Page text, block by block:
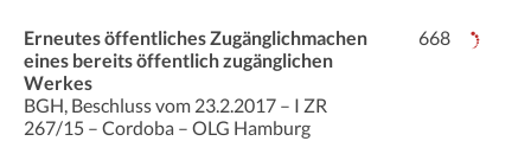
Erneutes öffentliches Zugänglichmachen
eines bereits öffentlich zugänglichen
Werkes
BGH, Beschluss vom 23.2.2017 – I ZR
267/15 – Cordoba – OLG Hamburg
668